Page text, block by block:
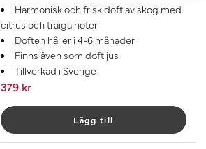
Harmonisk och frisk doft av skog med
citrus och träiga noter
Doften håller i 4-6 månader
Finns även som doftljus
Tillverkad i Sverige
379 kr
Lägg till